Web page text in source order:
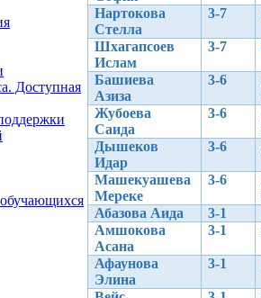
Доступная
Нартокова
Стелла
3-7
Шхагапсоев
Ислам
3-7
Башиева
Азиза
3-6
Жубоева
Саида
3-6
Дышеков
Идар
3-6
Машекуашева
Мереке
3-6
Абазова Аида
3-1
Амшокова
Асана
3-1
Афаунова
Элина
3-1